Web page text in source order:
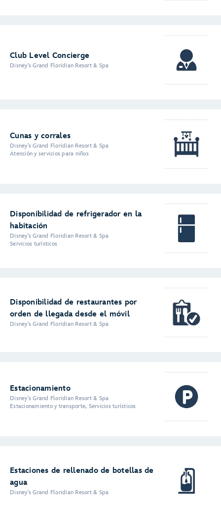
Club Level Concierge
Disney's Grand Floridian Resort & Spa
Cunas y corrales
Disney's Grand Floridian Resort & Spa
Atención y servicios para niños
Disponibilidad de refrigerador en la
habitación
Disney's Grand Floridian Resort & Spa
Servicios turísticos
Disponibilidad de restaurantes por
orden de llegada desde el móvil
Disney's Grand Floridian Resort & Spa
Estacionamiento
Disney's Grand Floridian Resort & Spa
Estacionamiento y transporte, Servicios turísticos
Estaciones de rellenado de botellas de
agua
Disney's Grand Floridian Resort & Spa